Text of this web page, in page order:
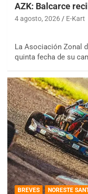
AZK: Balcarce
4 agosto, 2026 E-Kart
La Asociación Zonal
quinta fecha de su
BREVES NORESTE